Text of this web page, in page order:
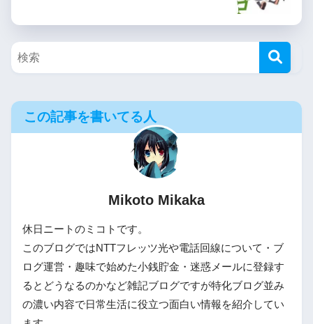
この記事を書いてる人
Mikoto Mikaka
休日ニートのミコトです。
このブログではNTTフレッツ光や電話回線について・ブ
ログ運営・趣味で始めた小銭貯金・迷惑メールに登録す
るとどうなるのかなど雑記ブログですが特化ブログ並み
の濃い内容で日常生活に役立つ面白い情報を紹介してい